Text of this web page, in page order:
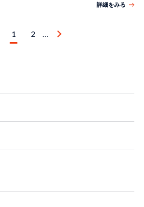
詳細をみる
1 2